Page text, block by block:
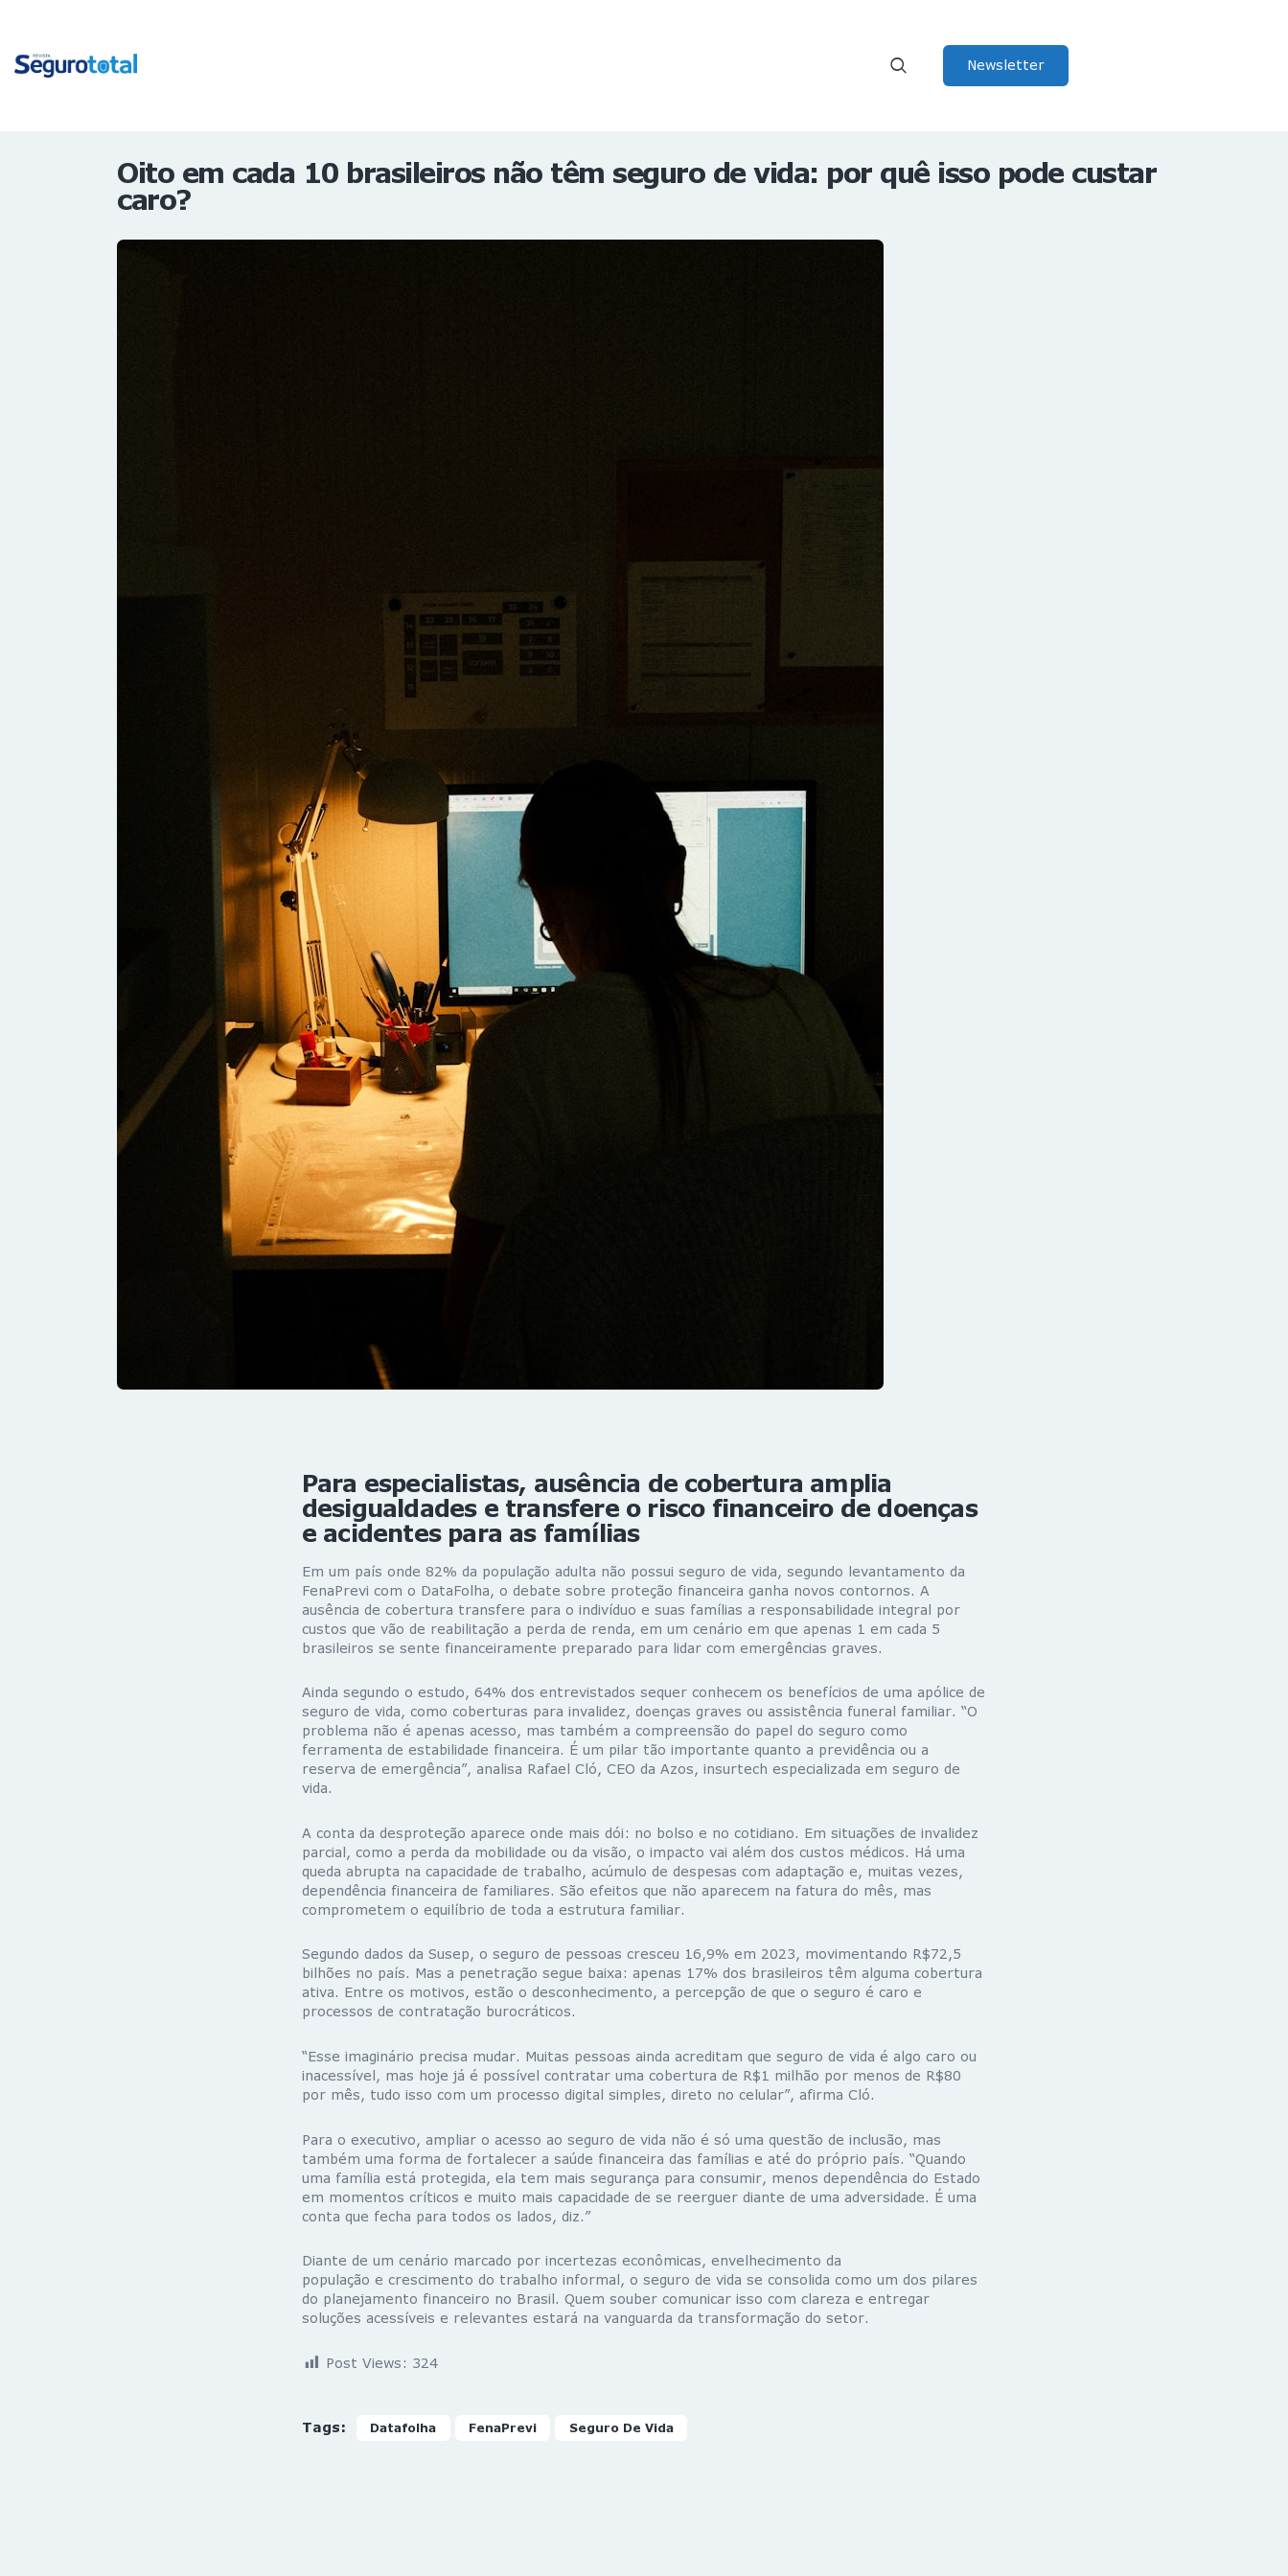
Newsletter
Oito em cada 10 brasileiros não têm seguro de vida: por quê isso pode custar
caro?
Para especialistas, ausência de cobertura amplia
desigualdades e transfere o risco financeiro de doenças
e acidentes para as famílias
Em um país onde 82% da população adulta não possui seguro de vida, segundo levantamento da
FenaPrevi com o DataFolha, o debate sobre proteção financeira ganha novos contornos. A
ausência de cobertura transfere para o indivíduo e suas famílias a responsabilidade integral por
custos que vão de reabilitação a perda de renda, em um cenário em que apenas 1 em cada 5
brasileiros se sente financeiramente preparado para lidar com emergências graves.
Ainda segundo o estudo, 64% dos entrevistados sequer conhecem os benefícios de uma apólice de
seguro de vida, como coberturas para invalidez, doenças graves ou assistência funeral familiar. “O
problema não é apenas acesso, mas também a compreensão do papel do seguro como
ferramenta de estabilidade financeira. É um pilar tão importante quanto a previdência ou a
reserva de emergência”, analisa Rafael Cló, CEO da Azos, insurtech especializada em seguro de
vida.
A conta da desproteção aparece onde mais dói: no bolso e no cotidiano. Em situações de invalidez
parcial, como a perda da mobilidade ou da visão, o impacto vai além dos custos médicos. Há uma
queda abrupta na capacidade de trabalho, acúmulo de despesas com adaptação e, muitas vezes,
dependência financeira de familiares. São efeitos que não aparecem na fatura do mês, mas
comprometem o equilíbrio de toda a estrutura familiar.
Segundo dados da Susep, o seguro de pessoas cresceu 16,9% em 2023, movimentando R$72,5
bilhões no país. Mas a penetração segue baixa: apenas 17% dos brasileiros têm alguma cobertura
ativa. Entre os motivos, estão o desconhecimento, a percepção de que o seguro é caro e
processos de contratação burocráticos.
“Esse imaginário precisa mudar. Muitas pessoas ainda acreditam que seguro de vida é algo caro ou
inacessível, mas hoje já é possível contratar uma cobertura de R$1 milhão por menos de R$80
por mês, tudo isso com um processo digital simples, direto no celular”, afirma Cló.
Para o executivo, ampliar o acesso ao seguro de vida não é só uma questão de inclusão, mas
também uma forma de fortalecer a saúde financeira das famílias e até do próprio país. “Quando
uma família está protegida, ela tem mais segurança para consumir, menos dependência do Estado
em momentos críticos e muito mais capacidade de se reerguer diante de uma adversidade. É uma
conta que fecha para todos os lados, diz.”
Diante de um cenário marcado por incertezas econômicas, envelhecimento da
população e crescimento do trabalho informal, o seguro de vida se consolida como um dos pilares
do planejamento financeiro no Brasil. Quem souber comunicar isso com clareza e entregar
soluções acessíveis e relevantes estará na vanguarda da transformação do setor.
Post Views: 324
Tags: Datafolha FenaPrevi Seguro De Vida